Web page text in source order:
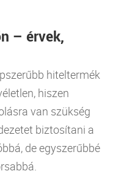
– érvek,
hiteltermék
hiszen
van szükség
biztosítani a
de egyszerűbbé